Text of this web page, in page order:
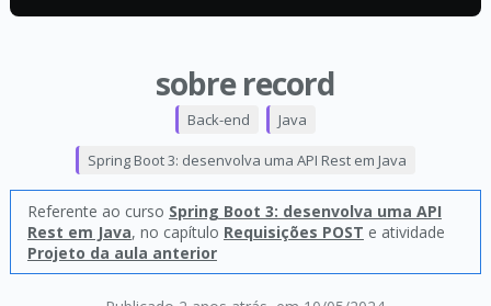
sobre record
Back-end Java
Spring Boot 3: desenvolva uma API Rest em Java
Referente ao curso Spring Boot 3: desenvolva uma API
Rest em Java, no capítulo Requisições POST e atividade
Projeto da aula anterior